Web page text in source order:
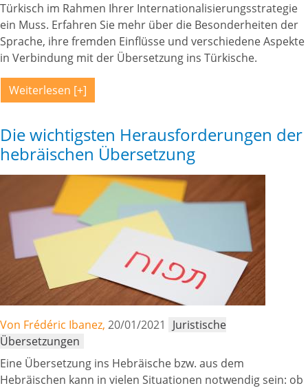
Türkisch im Rahmen Ihrer Internationalisierungsstrategie
ein Muss. Erfahren Sie mehr über die Besonderheiten der
Sprache, ihre fremden Einflüsse und verschiedene Aspekte
in Verbindung mit der Übersetzung ins Türkische.
Weiterlesen
Die wichtigsten Herausforderungen der
hebräischen Übersetzung
Von Frédéric Ibanez, 20/01/2021
Juristische
Übersetzungen
Eine Übersetzung ins Hebräische bzw. aus dem
Hebräischen kann in vielen Situationen notwendig sein: ob